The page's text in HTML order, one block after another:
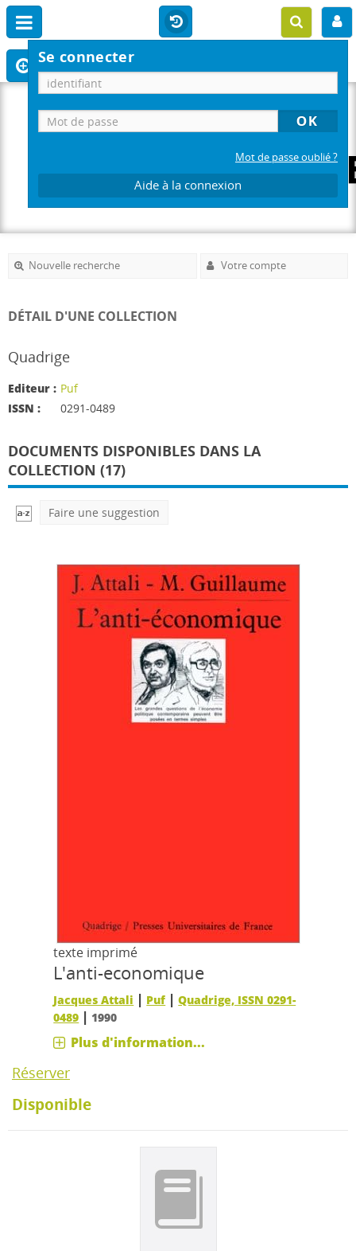
Se connecter
Mot de passe oublié ?
Aide à la connexion
Nouvelle recherche Votre compte
DÉTAIL D'UNE COLLECTION
Quadrige
Editeur : Puf
ISSN :
0291-0489
DOCUMENTS DISPONIBLES DANS LA
COLLECTION (17)
Faire une suggestion
texte imprimé
L'anti-economique
Jacques Attali | Puf |Quadrige, ISSN 0291-
0489 | 1990
Plus d'information...
Réserver
Disponible